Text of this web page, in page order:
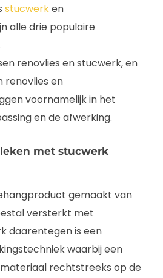
stucwerken
alle drie populaire
renovlies en stucwerk, en
renovlies en
voornamelijk in het
en de afwerking.
met stucwerk
gemaakt van
versterkt met
daarentegen is een
waarbij een
rechtstreeks op de